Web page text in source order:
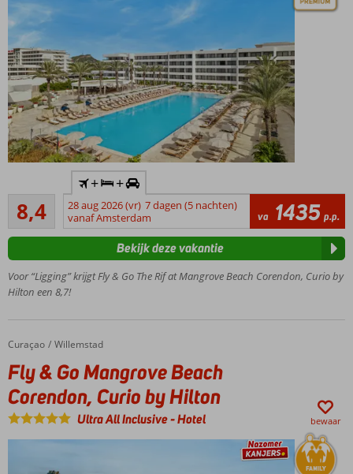
(swim-
up)
en
moderne
suites
3 extra à-la-
carte
restaurants
én 24/7
roomservice
Exclusief
Corendon
resort
uitgebreid
Ultra All
Inclusive
concept
zandstrand
en dicht bij
Willemstad
Gratis
toegang
8,4
Zeer goed
870
beoordelingen
+ +
28 aug 2026 (vr) 7 dagen (5 nachten)
vanaf Amsterdam
va 1435 p.p.
Voor “Ligging” krijgt Fly & Go The Rif at Mangrove Beach Corendon, Curio by
Hilton een 8,7!
Bekijk deze vakantie
Home
Curaçao Willemstad
Fly & Go Mangrove Beach Corendon, Curio by Hilton
Fly & Go Mangrove Beach
Corendon, Curio by Hilton
Ultra All Inclusive-Hotel bewaar